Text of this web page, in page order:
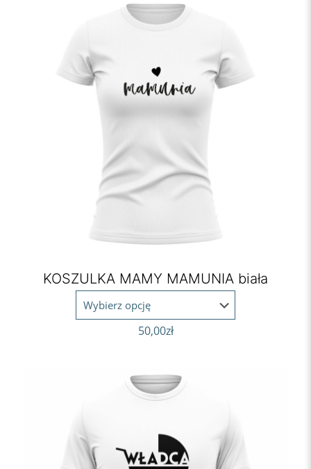
KOSZULKA MAMY MAMUNIA biała
50,00zł